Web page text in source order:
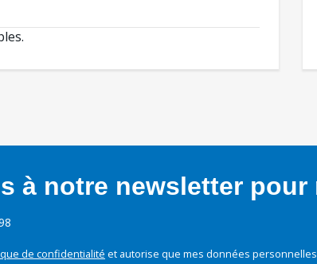
à notre newsletter pour
de confidentialité et autorise que mes données